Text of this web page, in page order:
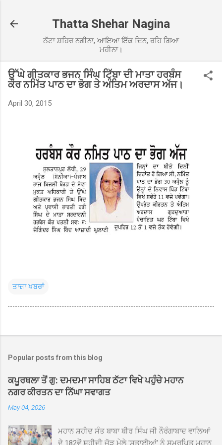
Thatta Shehar Nagina
ਠੱਟਾ ਸ਼ਹਿਰ ਨਗੀਨਾ, ਆਇਆ ਇੱਕ ਦਿਨ, ਰਹਿ ਗਿਆ
ਮਹੀਨਾ।
ਉੱਘੇ ਗੀਤਕਾਰ ਭਜਨ ਸਿੰਘ ਟਿੱਬਾ ਦੀ ਮਾਤਾ ਹਰਬੰਸ
ਕੌਰ ਨਮਿੱਤ ਪਾਠ ਦਾ ਭੋਗ ਤੇ ਅੰਤਿਮ ਅਰਦਾਸ ਅੱਜ।
April 30, 2015
ਤਾਜ਼ਾ ਖਬਰਾਂ
Popular posts from this blog
ਕਪੂਰਥਲਾ ਤੋਂ ਗੁ: ਦਮਦਮਾ ਸਾਹਿਬ ਠੱਟਾ ਵਿਖੇ ਪਹੁੰਚੇ ਮਹਾਨ
ਨਗਰ ਕੀਰਤਨ ਦਾ ਨਿੱਘਾ ਸਵਾਗਤ
May 04, 2026
ਮਹਾਨ ਸ਼ਹੀਦ ਸੰਤ ਬਾਬਾ ਬੀਰ ਸਿੰਘ ਜੀ ਨੌਰੰਗਾਬਾਦ ਵਾਲਿਆਂ
ਦੇ 182ਵੇਂ ਸ਼ਹੀਦੀ ਜੋੜ ਮੇਲੇ 'ਸਤਾਈਆਂ' ਨੂੰ ਸਮਰਪਿਤ ਮਹਾਨ